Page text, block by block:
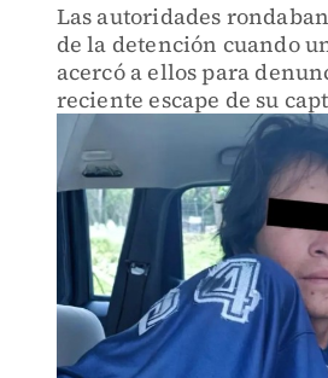
Las autoridades
de la detención cuando
acercó a ellos para
reciente escape de su